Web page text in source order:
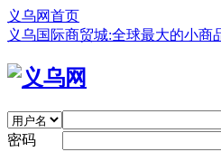
义乌网首页
义乌国际商贸城:全球最大的小商
密码